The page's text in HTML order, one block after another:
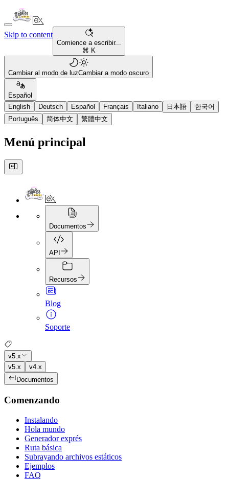
Skip to content
Comience a escribir...
⌘ K
Cambiar al modo de luzCambiar a modo oscuro
Español
English
Deutsch Español Français Italiano 日本語
한국어
Português
简体中文 繁體中文
Menú principal
Documentos
API
Recursos
Blog
Soporte
v5.x
v5.x
v4.x
Documentos
Comenzando
Instalando
Hola mundo
Generador exprés
Ruta básica
Subrayando archivos estáticos
Ejemplos
FAQ